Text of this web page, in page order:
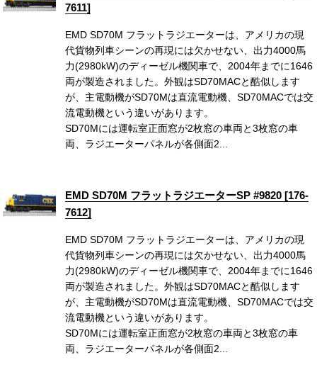
7611]
EMD SD70M フラットラジエーターは、アメリカの現
代貨物列車シーンの再現には欠かせない、出力4000馬
力(2980kW)のディーゼル機関車で、2004年までに1646
両が製造されました。外観はSD70MACと酷似します
が、主電動機がSD70Mは直流電動機、SD70MACでは交
流電動機という違いがあります。
SD70Mには運転室正面窓が2枚窓の車両と3枚窓の車
両、ラジエーターパネルが各側面2...
EMD SD70M フラットラジエーターSP #9820 [176-
7612]
EMD SD70M フラットラジエーターは、アメリカの現
代貨物列車シーンの再現には欠かせない、出力4000馬
力(2980kW)のディーゼル機関車で、2004年までに1646
両が製造されました。外観はSD70MACと酷似します
が、主電動機がSD70Mは直流電動機、SD70MACでは交
流電動機という違いがあります。
SD70Mには運転室正面窓が2枚窓の車両と3枚窓の車
両、ラジエーターパネルが各側面2...